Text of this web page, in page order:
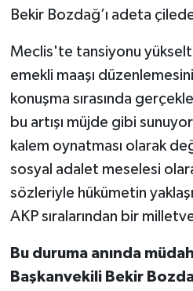
Bekir Bozdağ’ı adeta
Meclis'te tansiyonu
emekli maaşı
konuşma sırasında
bu artışı müjde gibi
kalem oynatması olarak
sosyal adalet meselesi
sözleriyle hükümetin
AKP sıralarından bir
Bu duruma anında
Başkanvekili Bekir